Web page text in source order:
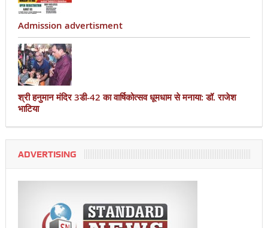
Admission advertisment
श्री हनुमान मंदिर 3डी-42 का वार्षिकोत्सव धूमधाम से मनाया: डॉ. राजेश
भाटिया
ADVERTISING